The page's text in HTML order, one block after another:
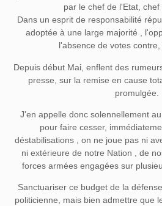
par le chef de l'Etat, chef
Dans un esprit de responsabilité
adoptée à une large majorité ,
l'absence de votes contre,
Depuis début Mai, enflent des
presse, sur la remise en cause
promulgée.
J'en appelle donc solennellement au
pour faire cesser,
déstabilisations , on ne joue pas ni
ni extérieure de notre Nation , de
forces armées engagées sur
Sanctuariser ce budget de la
politicienne, mais bien admettre que